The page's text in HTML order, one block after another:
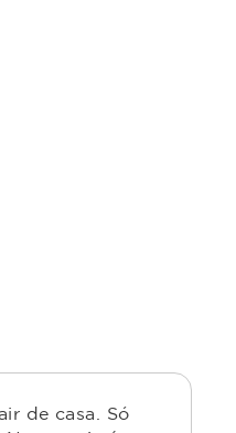
de casa. Só